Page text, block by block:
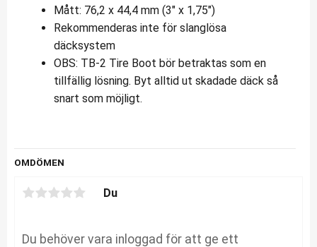
Mått: 76,2 x 44,4 mm (3" x 1,75")
Rekommenderas inte för slanglösa
däcksystem
OBS: TB-2 Tire Boot bör betraktas som en
tillfällig lösning. Byt alltid ut skadade däck så
snart som möjligt.
OMDÖMEN
Du